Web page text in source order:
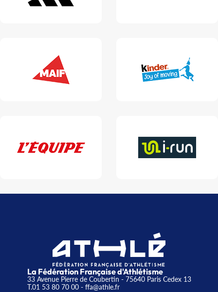
La Fédération Française d'Athlétisme
33 Avenue Pierre de Coubertin - 75640 Paris Cedex 13
T.01 53 80 70 00- ffa@athle.fr